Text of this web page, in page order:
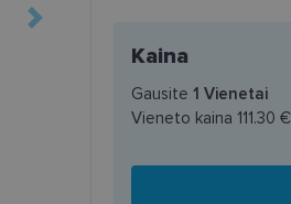
Kaina
Gausite 1 Vienetai
Vieneto kaina 111.30 €